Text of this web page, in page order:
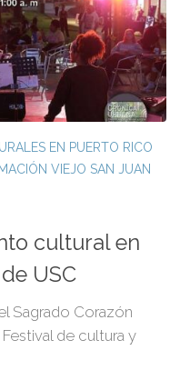
EN PUERTO RICO
VIEJO SAN JUAN
cultural en
USC
Sagrado Corazón
de cultura y